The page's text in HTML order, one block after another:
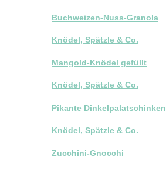
Buchweizen-Nuss-Granola
Knödel, Spätzle & Co.
Mangold-Knödel gefüllt
Knödel, Spätzle & Co.
Pikante Dinkelpalatschinken
Knödel, Spätzle & Co.
Zucchini-Gnocchi